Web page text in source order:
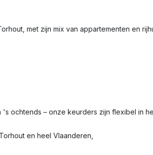
met zijn mix van appartementen en
ochtends – onze keurders zijn flexibel in
en heel Vlaanderen,